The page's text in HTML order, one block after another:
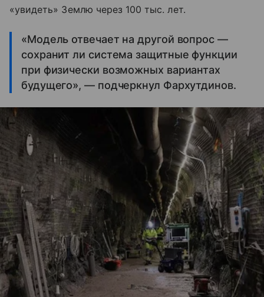
«увидеть» Землю через 100 тыс. лет.
«Модель отвечает на другой вопрос —
сохранит ли система защитные функции
при физически возможных вариантах
будущего», — подчеркнул Фархутдинов.